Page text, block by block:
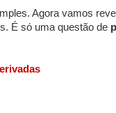
Agora vamos
É só uma questão de